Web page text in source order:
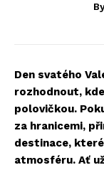
Den svatého
rozhodnout,
polovičkou.
za hranicemi,
destinace,
atmosféru. Ať